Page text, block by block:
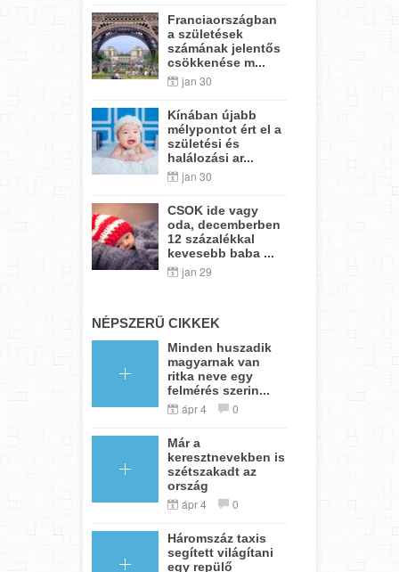
Franciaországban
a születések
számának jelentős
csökkenése m...
jan 30
Kínában újabb
mélypontot ért el a
születési és
halálozási ar...
jan 30
CSOK ide vagy
oda, decemberben
12 százalékkal
kevesebb baba ...
jan 29
NÉPSZERŰ CIKKEK
Minden huszadik
magyarnak van
ritka neve egy
felmérés szerin...
ápr 4 0
Már a
keresztnevekben is
szétszakadt az
ország
ápr 4 0
Háromszáz taxis
segített világítani
egy repülő